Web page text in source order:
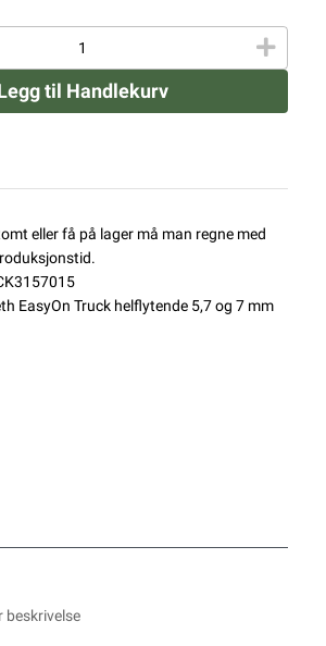
til Handlekurv
eller få på lager må man regne med
EasyOn Truck helflytende 5,7 og 7 mm
beskrivelse